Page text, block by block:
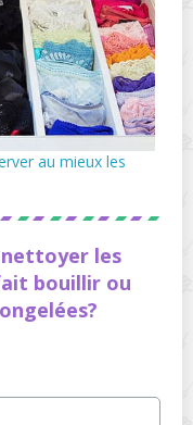
au mieux les
les
bouillir ou